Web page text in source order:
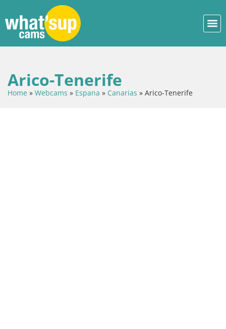
Arico-Tenerife
Home » Webcams » Espana » Canarias » Arico-Tenerife